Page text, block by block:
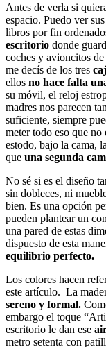
Antes de verla si
espacio. Puedo ver
libros por fin
escritorio donde
coches y avioncitos
me decís de los tres
ellos no hace falta
su móvil, el reloj
madres nos parecen
suficiente, siempre
meter todo eso que no
estodo, bajo la cama,
que una segunda
No sé si es el diseño
sin dobleces, ni
bien. Es una opción
pueden plantear un
una pared de estas
dispuesto de esta
equilibrio perfecto.
Los colores hacen
este artículo. La
sereno y formal.
embargo el toque
escritorio le dan ese
metro setenta con